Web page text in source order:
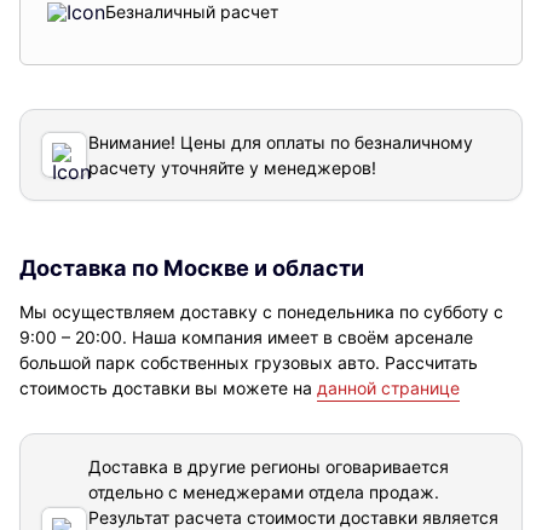
Безналичный расчет
Внимание! Цены для оплаты по безналичному
расчету уточняйте у менеджеров!
Доставка по Москве и области
Мы осуществляем доставку с понедельника по субботу с
9:00 – 20:00. Наша компания имеет в своём арсенале
большой парк собственных грузовых авто. Рассчитать
стоимость доставки вы можете на данной странице
Доставка в другие регионы оговаривается
отдельно с менеджерами отдела продаж.
Результат расчета стоимости доставки является